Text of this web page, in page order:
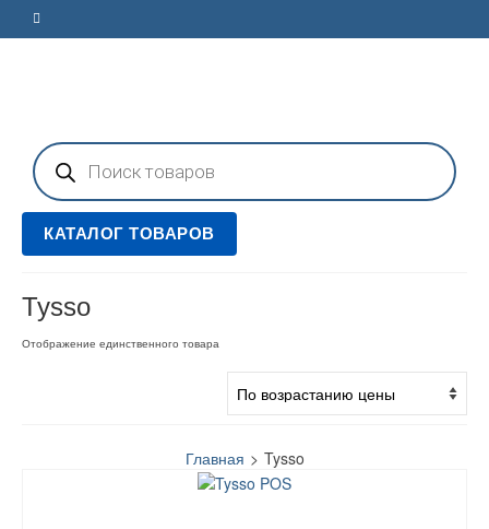
Поиск
товаров
КАТАЛОГ ТОВАРОВ
Tysso
Отображение единственного товара
Главная > Tysso